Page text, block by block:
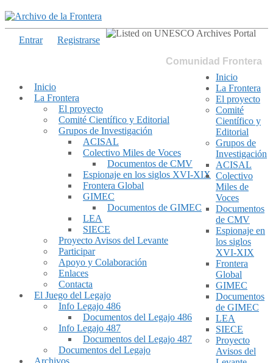
Comunidad Frontera
Inicio
La Frontera
El proyecto
Comité Científico y Editorial
Grupos de Investigación
ACISAL
Colectivo Miles de Voces
Documentos de CMV
Espionaje en los siglos XVI-XIX
Frontera Global
GIMEC
Documentos de GIMEC
LEA
SIECE
Proyecto Avisos del Levante
Participar
Apoyo y Colaboración
Enlaces
Contacta
El Juego del Legajo
Info Legajo 486
Documentos del Legajo 486
Info Legajo 487
Documentos del Legajo 487
Documentos del Legajo
Archivos
Entrar Registrarse
Inicio
La Frontera
El proyecto
Comité
Científico y
Editorial
Grupos de
Investigación
ACISAL
Colectivo
Miles de
Voces
Documentos
de CMV
Espionaje en
los siglos
XVI-XIX
Frontera
Global
GIMEC
Documentos
de GIMEC
LEA
SIECE
Proyecto
Avisos del